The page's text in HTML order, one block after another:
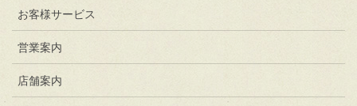
お客様サービス
営業案内
店舗案内